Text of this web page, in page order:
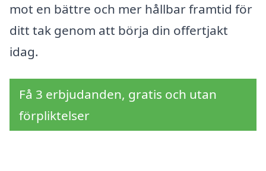
mot en bättre och mer hållbar framtid för
ditt tak genom att börja din offertjakt
idag.
Få 3 erbjudanden, gratis och utan
förpliktelser